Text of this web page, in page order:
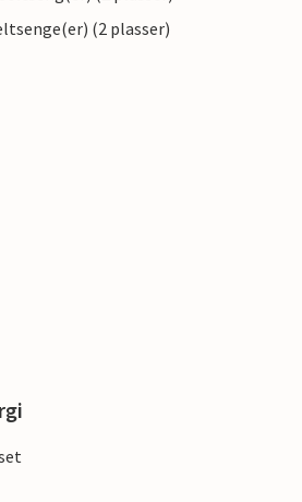
(2 plasser)